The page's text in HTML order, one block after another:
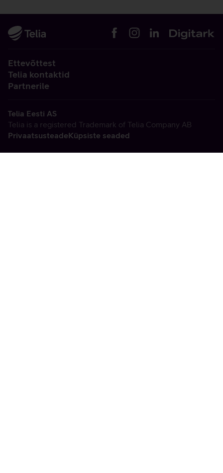
Ettevõttest
Telia kontaktid
Partnerile
Telia Eesti AS
Telia is a registered Trademark of Telia Company AB
PrivaatsusteadeKüpsiste seaded